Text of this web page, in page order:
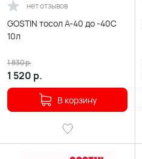
нет отзывов
GOSTIN тосол А-40 до -40С
10л
1 520 р.
1 830р.
В корзину